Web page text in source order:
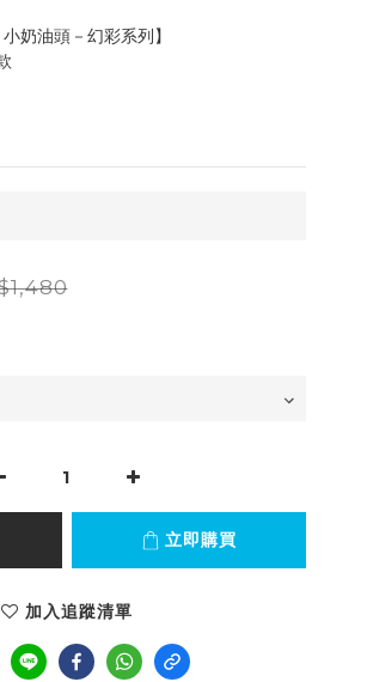
奶油頭－幻彩系列】
立即購買
加入追蹤清單